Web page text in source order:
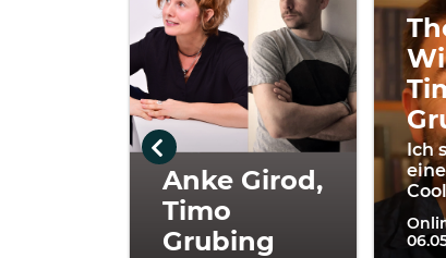
Anke Girod,
Timo
Grubing
Ich